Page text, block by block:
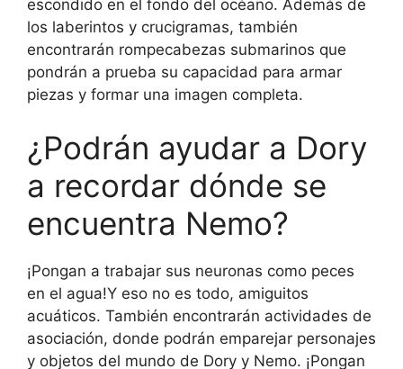
escondido en el fondo del océano. Además de
los laberintos y crucigramas, también
encontrarán rompecabezas submarinos que
pondrán a prueba su capacidad para armar
piezas y formar una imagen completa.
¿Podrán ayudar a Dory
a recordar dónde se
encuentra Nemo?
¡Pongan a trabajar sus neuronas como peces
en el agua!Y eso no es todo, amiguitos
acuáticos. También encontrarán actividades de
asociación, donde podrán emparejar personajes
y objetos del mundo de Dory y Nemo. ¡Pongan